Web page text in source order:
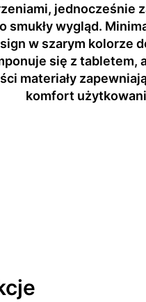
jednocześnie
smukły wygląd.
w szarym kolorze
się z tabletem,
materiały
komfort